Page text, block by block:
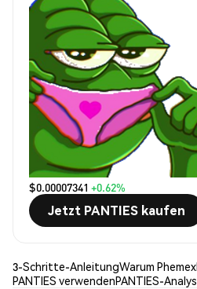
$0.00007341 +0.62%
Jetzt PANTIES kaufen
3-Schritte-AnleitungWarum Phemex
PANTIES verwendenPANTIES-